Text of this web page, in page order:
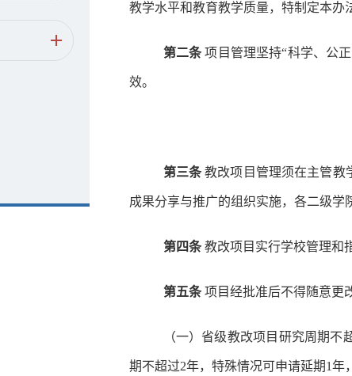
教学水平和教育教学质量，特制定本办
第二条项目管理坚持“科学、公
效。
第三条教改项目管理须在主管教
成果分享与推广的组织实施，各二级学
第四条教改项目实行学校管理和
第五条项目经批准后不得随意更
（一）省级教改项目研究周期
期不超过2年，特殊情况可申请延期1年